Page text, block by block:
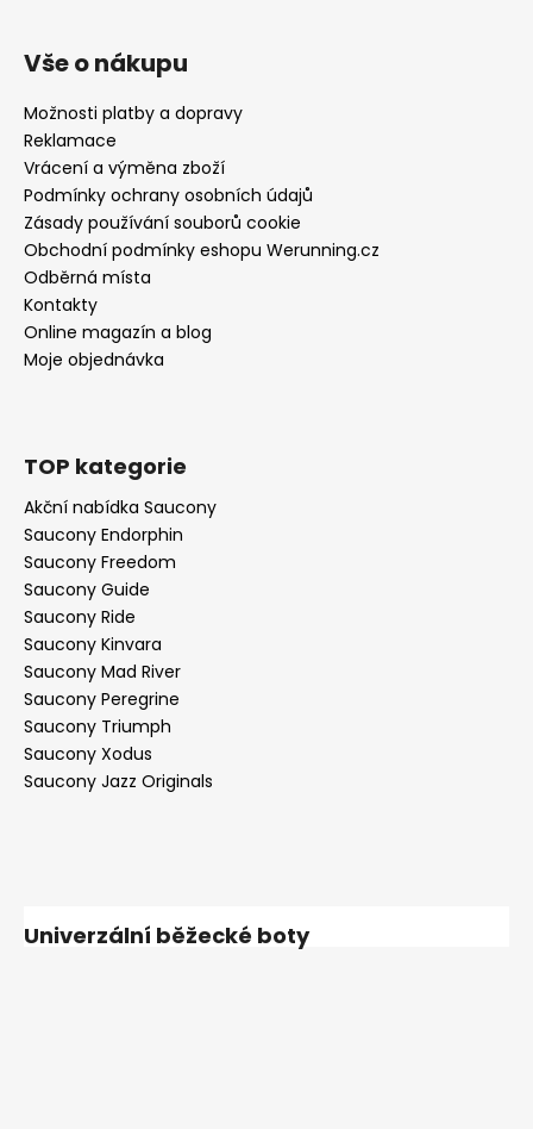
Vše o nákupu
Možnosti platby a dopravy
Reklamace
Vrácení a výměna zboží
Podmínky ochrany osobních údajů
Zásady používání souborů cookie
Obchodní podmínky eshopu Werunning.cz
Odběrná místa
Kontakty
Online magazín a blog
Moje objednávka
TOP kategorie
Akční nabídka Saucony
Saucony Endorphin
Saucony Freedom
Saucony Guide
Saucony Ride
Saucony Kinvara
Saucony Mad River
Saucony Peregrine
Saucony Triumph
Saucony Xodus
Saucony Jazz Originals
Univerzální běžecké boty